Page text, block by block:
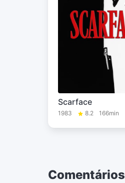
Scarface
1983 8.2 166min
Comentários